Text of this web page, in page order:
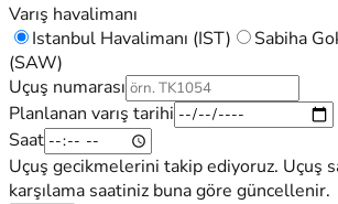
Varış havalimanı
Istanbul Havalimanı (IST)
Sabiha
(SAW)
Uçuş numarası
Planlanan varış tarihi
Saat
Uçuş gecikmelerini takip ediyoruz. Uçuş
karşılama saatiniz buna göre güncellenir.